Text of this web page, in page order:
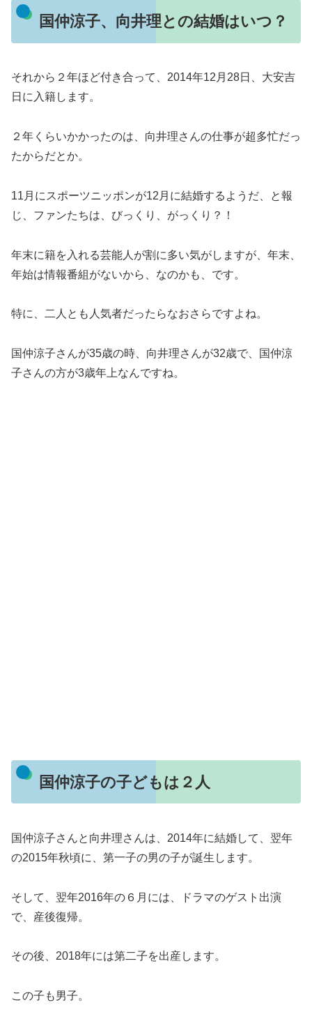
国仲涼子、向井理との結婚はいつ？
それから２年ほど付き合って、2014年12月28日、大安吉
日に入籍します。
２年くらいかかったのは、向井理さんの仕事が超多忙だっ
たからだとか。
11月にスポーツニッポンが12月に結婚するようだ、と報
じ、ファンたちは、びっくり、がっくり？！
年末に籍を入れる芸能人が割に多い気がしますが、年末、
年始は情報番組がないから、なのかも、です。
特に、二人とも人気者だったらなおさらですよね。
国仲涼子さんが35歳の時、向井理さんが32歳で、国仲涼
子さんの方が3歳年上なんですね。
国仲涼子の子どもは２人
国仲涼子さんと向井理さんは、2014年に結婚して、翌年
の2015年秋頃に、第一子の男の子が誕生します。
そして、翌年2016年の６月には、ドラマのゲスト出演
で、産後復帰。
その後、2018年には第二子を出産します。
この子も男子。